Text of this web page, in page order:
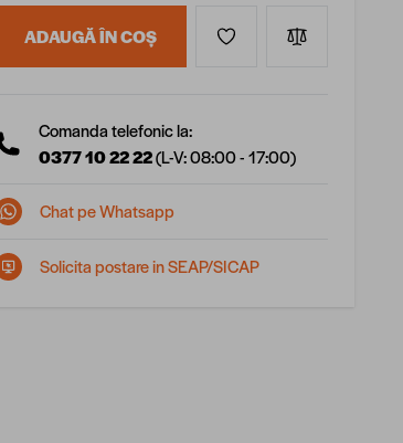
ADAUGĂ ÎN COȘ
Comanda telefonic la:
0377 10 22 22(L-V: 08:00 - 17:00)
Chat pe Whatsapp
Solicita postare in SEAP/SICAP